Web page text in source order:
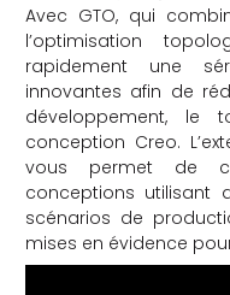
Avec GTO, qui
l’optimisation
rapidement une
innovantes afin de
développement, le
conception Creo.
vous permet de
conceptions utilisant
scénarios de
mises en évidence